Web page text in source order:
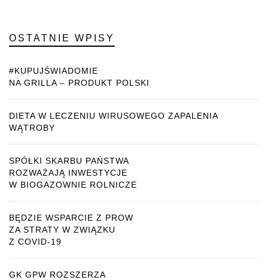
OSTATNIE WPISY
#KUPUJŚWIADOMIE
NA GRILLA – PRODUKT POLSKI
DIETA W LECZENIU WIRUSOWEGO ZAPALENIA
WĄTROBY
SPÓŁKI SKARBU PAŃSTWA
ROZWAŻAJĄ INWESTYCJE
W BIOGAZOWNIE ROLNICZE
BĘDZIE WSPARCIE Z PROW
ZA STRATY W ZWIĄZKU
Z COVID-19
GK GPW ROZSZERZA